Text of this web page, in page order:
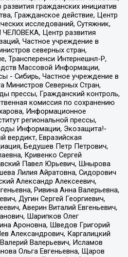
гражданских инициатив
Гражданское действие, Центр
исследований, Сутяжник,
Центр развития
Частное учреждение в
северных стран,
Трансперенси Интернешнл-Р,
Массовой Информации,
- Сибирь, Частное учреждение в
Министров Северных Стран,
прессы, Гражданский контроль,
комиссия по сохранению
Информационное
региональной прессы,
Информации, Экозащита!-
вердикт, Евразийская
Бедушев Петр Петрович,
Кривенко Сергей
Павел Юрьевич, Шнырова
Лилия Айратовна, Сидорович
Александр Алексеевич,
Ривина Анна Валерьевна,
Дугин Сергей Георгиевич,
Аверин Виталий Евгеньевич,
Шарипков Олег
Ароновна, Шведов Григорий
Александрович, Каргалицкий
Валерьевич, Исламов
Ольга Евгеньевна, Щаров